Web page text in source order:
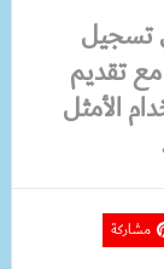
تسجيل
تقديم
الأمثل
مشاركة